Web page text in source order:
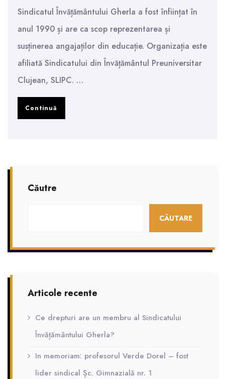
Sindicatul Învățământului Gherla a fost înființat în
anul 1990 și are ca scop reprezentarea și
susținerea angajaților din educație. Organizația este
afiliată Sindicatului din Învățământul Preuniversitar
Clujean, SLIPC. …
Continuă
Căutre
CĂUTARE
Articole recente
Ce drepturi are un membru al Sindicatului
Învățământului Gherla?
In memoriam: profesorul Verde Dorel – fost
lider sindical Șc. Gimnazială nr. 1